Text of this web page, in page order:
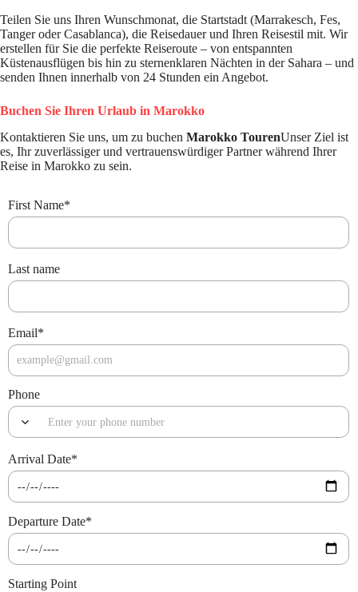
Teilen Sie uns Ihren Wunschmonat, die Startstadt (Marrakesch, Fes,
Tanger oder Casablanca), die Reisedauer und Ihren Reisestil mit. Wir
erstellen für Sie die perfekte Reiseroute – von entspannten
Küstenausflügen bis hin zu sternenklaren Nächten in der Sahara – und
senden Ihnen innerhalb von 24 Stunden ein Angebot.
Buchen Sie Ihren Urlaub in Marokko
Kontaktieren Sie uns, um zu buchen Marokko TourenUnser Ziel ist
es, Ihr zuverlässiger und vertrauenswürdiger Partner während Ihrer
Reise in Marokko zu sein.
First Name*
Last name
Email*
Phone
Arrival Date*
Departure Date*
Starting Point